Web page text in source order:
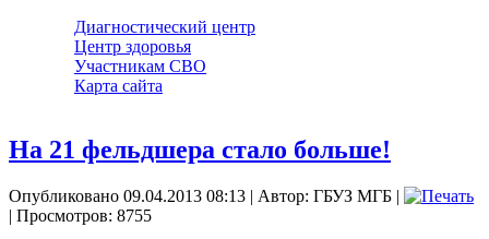
Диагностический центр
Центр здоровья
Участникам СВО
Карта сайта
На 21 фельдшера стало больше!
Опубликовано 09.04.2013 08:13 | Автор: ГБУЗ МГБ |
| Просмотров: 8755